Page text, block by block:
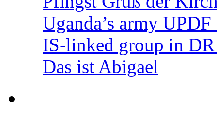
Uganda’s army
IS-linked group in
Das ist Abigael